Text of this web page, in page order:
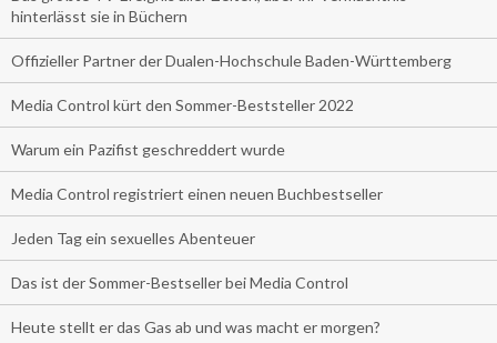
hinterlässt sie in Büchern
Offizieller Partner der Dualen-Hochschule Baden-Württemberg
Media Control kürt den Sommer-Beststeller 2022
Warum ein Pazifist geschreddert wurde
Media Control registriert einen neuen Buchbestseller
Jeden Tag ein sexuelles Abenteuer
Das ist der Sommer-Bestseller bei Media Control
Heute stellt er das Gas ab und was macht er morgen?